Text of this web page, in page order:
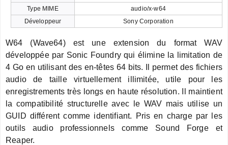
Type MIME
audio/x-w64
Développeur
Sony Corporation
W64 (Wave64) est une extension du format WAV
développée par Sonic Foundry qui élimine la limitation de
4 Go en utilisant des en-têtes 64 bits. Il permet des fichiers
audio de taille virtuellement illimitée, utile pour les
enregistrements très longs en haute résolution. Il maintient
la compatibilité structurelle avec le WAV mais utilise un
GUID différent comme identifiant. Pris en charge par les
outils audio professionnels comme Sound Forge et
Reaper.